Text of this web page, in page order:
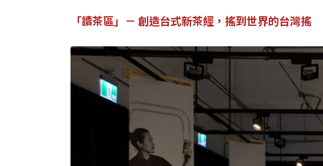
「讀茶區」－ 創造台式新茶經，搖到世界的台灣搖